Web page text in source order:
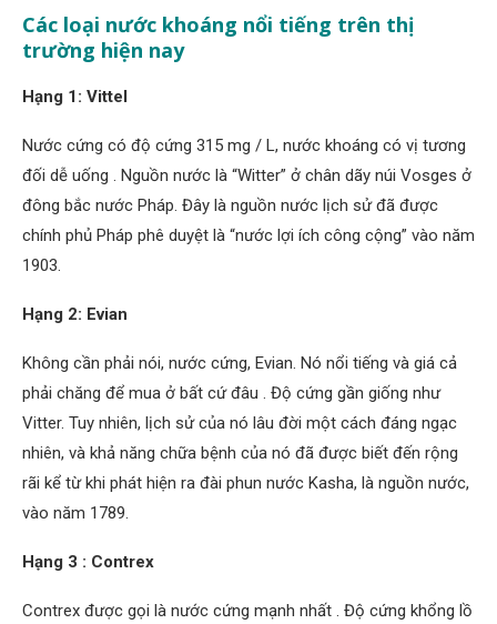
Các loại nước khoáng nổi tiếng trên thị
trường hiện nay
Hạng 1: Vittel
Nước cứng có độ cứng 315 mg / L, nước khoáng có vị tương
đối dễ uống . Nguồn nước là “Witter” ở chân dãy núi Vosges ở
đông bắc nước Pháp. Đây là nguồn nước lịch sử đã được
chính phủ Pháp phê duyệt là “nước lợi ích công cộng” vào năm
1903.
Hạng 2: Evian
Không cần phải nói, nước cứng, Evian. Nó nổi tiếng và giá cả
phải chăng để mua ở bất cứ đâu . Độ cứng gần giống như
Vitter. Tuy nhiên, lịch sử của nó lâu đời một cách đáng ngạc
nhiên, và khả năng chữa bệnh của nó đã được biết đến rộng
rãi kể từ khi phát hiện ra đài phun nước Kasha, là nguồn nước,
vào năm 1789.
Hạng 3 : Contrex
Contrex được gọi là nước cứng mạnh nhất . Độ cứng khổng lồ